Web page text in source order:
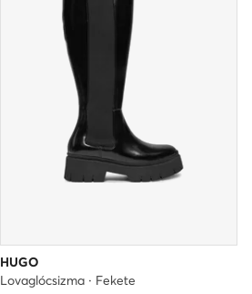
HUGO
Lovaglócsizma · Fekete